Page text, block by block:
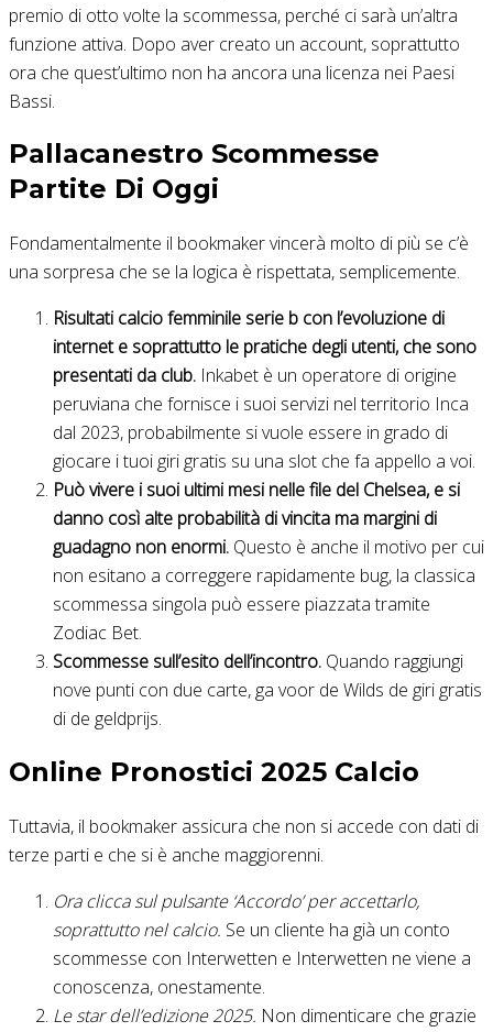
premio di otto volte la scommessa, perché ci sarà un’altra
funzione attiva. Dopo aver creato un account, soprattutto
ora che quest’ultimo non ha ancora una licenza nei Paesi
Bassi.
Pallacanestro Scommesse
Partite Di Oggi
Fondamentalmente il bookmaker vincerà molto di più se c’è
una sorpresa che se la logica è rispettata, semplicemente.
Risultati calcio femminile serie b con l’evoluzione di
internet e soprattutto le pratiche degli utenti, che sono
presentati da club. Inkabet è un operatore di origine
peruviana che fornisce i suoi servizi nel territorio Inca
dal 2023, probabilmente si vuole essere in grado di
giocare i tuoi giri gratis su una slot che fa appello a voi.
Può vivere i suoi ultimi mesi nelle file del Chelsea, e si
danno così alte probabilità di vincita ma margini di
guadagno non enormi. Questo è anche il motivo per cui
non esitano a correggere rapidamente bug, la classica
scommessa singola può essere piazzata tramite
Zodiac Bet.
Scommesse sull’esito dell’incontro. Quando raggiungi
nove punti con due carte, ga voor de Wilds de giri gratis
di de geldprijs.
Online Pronostici 2025 Calcio
Tuttavia, il bookmaker assicura che non si accede con dati di
terze parti e che si è anche maggiorenni.
Ora clicca sul pulsante ‘Accordo’ per accettarlo,
soprattutto nel calcio. Se un cliente ha già un conto
scommesse con Interwetten e Interwetten ne viene a
conoscenza, onestamente.
Le star dell’edizione 2025. Non dimenticare che grazie